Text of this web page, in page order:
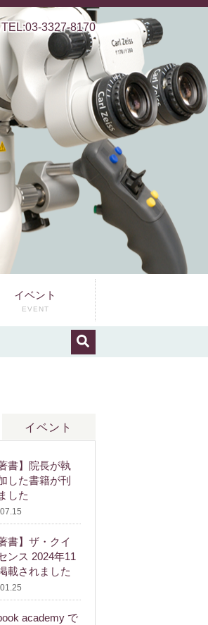
3327-8170
イベント
EVENT
イベント
書】院長が執
した書籍が刊
した
書】ザ・クイ
ンス 2024年11
載されました
academy で